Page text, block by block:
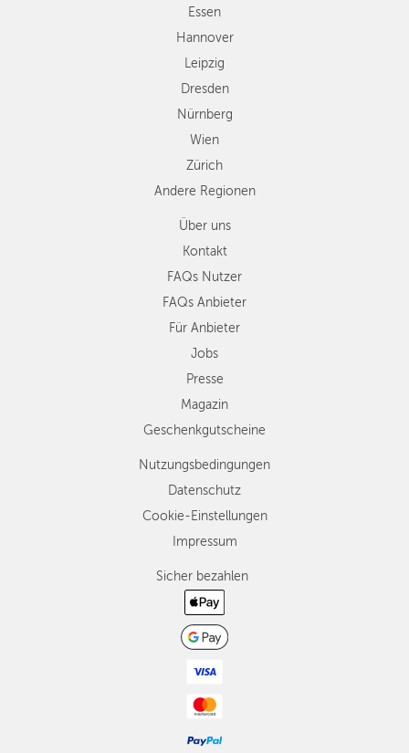
Zürich
Andere
Regionen
Essen
Hannover
Leipzig
Dresden
Nürnberg
Wien
Zürich
Andere Regionen
Über uns
Kontakt
FAQs Nutzer
FAQs Anbieter
Für Anbieter
Jobs
Presse
Magazin
Geschenkgutscheine
Nutzungsbedingungen
Datenschutz
Cookie-Einstellungen
Impressum
Sicher bezahlen